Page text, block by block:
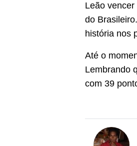
Leão
do
história nos
Até o
Lembrando
com 39